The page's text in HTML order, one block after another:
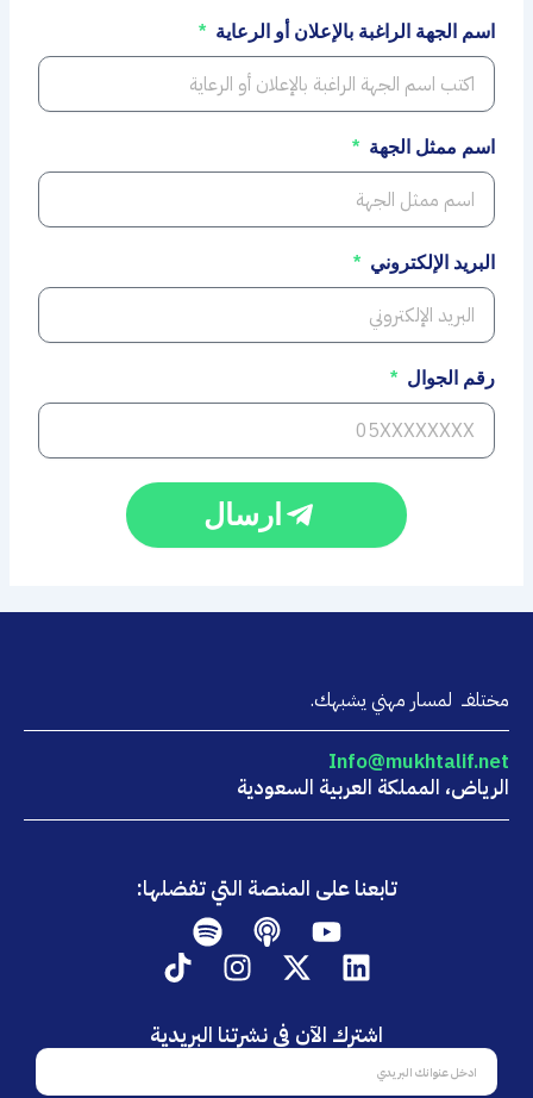
اسم الجهة الراغبة بالإعلان أو الرعاية
اسم ممثل الجهة
البريد الإلكتروني
رقم الجوال
ارسال
مختلفــ لمسار مهني يشبهك.
Info@mukhtalif.net
الرياض، المملكة العربية السعودية
اشترك الآن في نشرتنا البريدية
اشترك
الآن
تابعنا على المنصة التي تفضلها:
Youtube
Podcast
Spotify
Linkedin
X-
twitter
Instagram
Tiktok